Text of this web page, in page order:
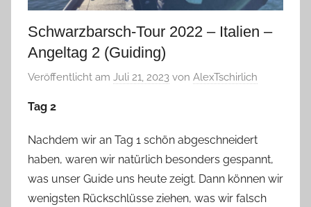
Schwarzbarsch-Tour 2022 – Italien –
Angeltag 2 (Guiding)
Veröffentlicht am Juli 21, 2023 von AlexTschirlich
Tag 2
Nachdem wir an Tag 1 schön abgeschneidert
haben, waren wir natürlich besonders gespannt,
was unser Guide uns heute zeigt. Dann können wir
wenigsten Rückschlüsse ziehen, was wir falsch